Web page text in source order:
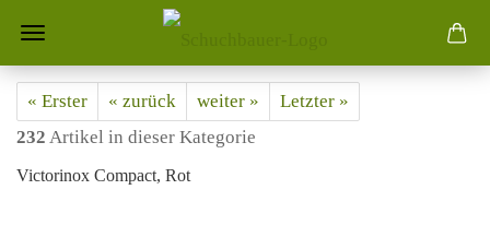
« Erster « zurück weiter »
Letzter »
232 Artikel in dieser Kategorie
Victorinox Compact, Rot